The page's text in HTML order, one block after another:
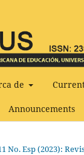
de
Announcements
No. Esp (2023):